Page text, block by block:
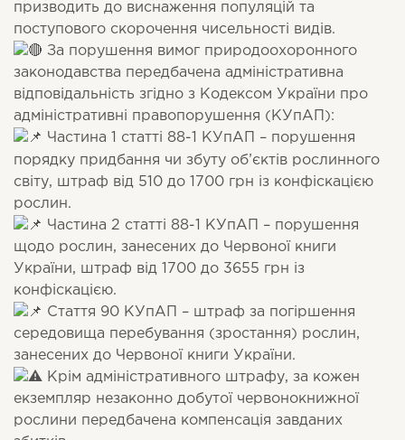
призводить до виснаження популяцій та
поступового скорочення чисельності видів.
За порушення вимог природоохоронного
законодавства передбачена адміністративна
відповідальність згідно з Кодексом України про
адміністративні правопорушення (КУпАП):
Частина 1 статті 88-1 КУпАП – порушення
порядку придбання чи збуту об’єктів рослинного
світу, штраф від 510 до 1700 грн із конфіскацією
рослин.
Частина 2 статті 88-1 КУпАП – порушення
щодо рослин, занесених до Червоної книги
України, штраф від 1700 до 3655 грн із
конфіскацією.
Стаття 90 КУпАП – штраф за погіршення
середовища перебування (зростання) рослин,
занесених до Червоної книги України.
Крім адміністративного штрафу, за кожен
екземпляр незаконно добутої червонокнижної
рослини передбачена компенсація завданих